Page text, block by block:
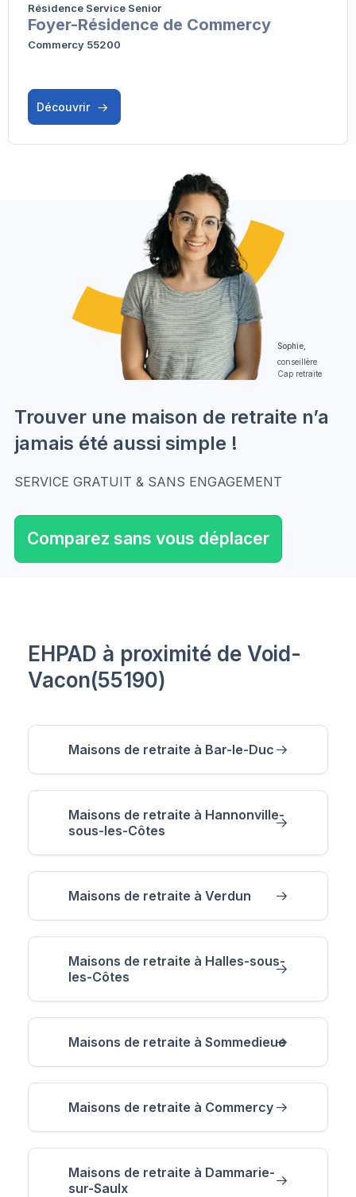
Résidence Service Senior
Foyer-Résidence de Commercy
Commercy 55200
Découvrir
Sophie,
conseillère
Cap retraite
Trouver une maison de retraite n’a
jamais été aussi simple !
SERVICE GRATUIT & SANS ENGAGEMENT
Comparez sans vous déplacer
EHPAD à proximité de Void-
Vacon(55190)
Maisons de retraite à Bar-le-Duc
Maisons de retraite à Hannonville-
sous-les-Côtes
Maisons de retraite à Verdun
Maisons de retraite à Halles-sous-
les-Côtes
Maisons de retraite à Sommedieue
Maisons de retraite à Commercy
Maisons de retraite à Dammarie-
sur-Saulx